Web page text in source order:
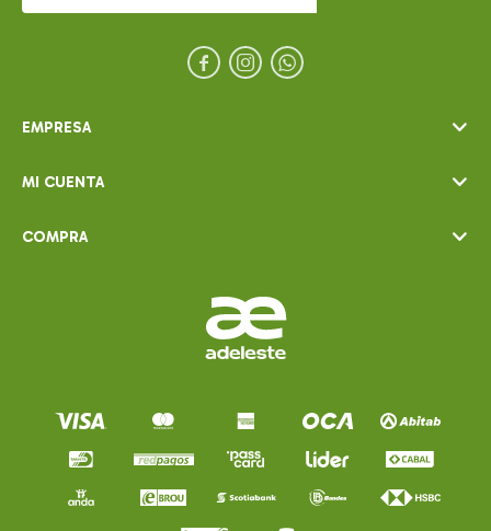
EMPRESA
MI CUENTA
COMPRA
  